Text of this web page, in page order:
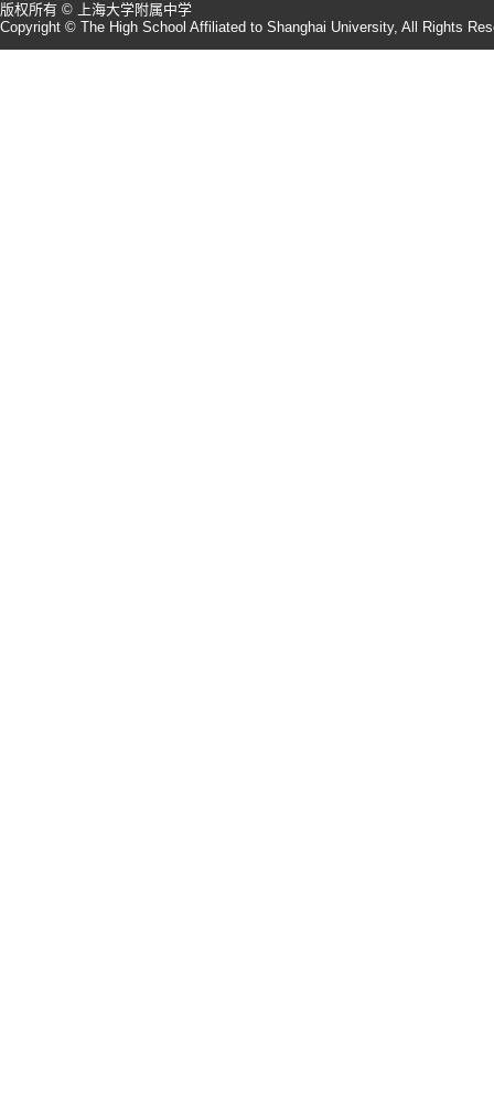
版权所有 © 上海大学附属中学
Copyright © The High School Affiliated to Shanghai University, All Rights